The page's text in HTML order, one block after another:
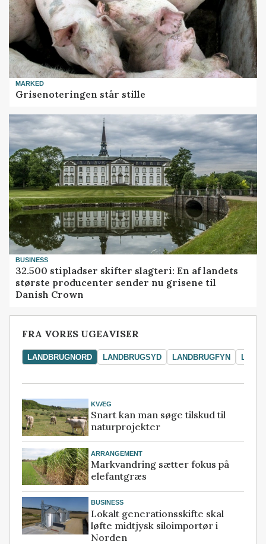
MARKED
Grisenoteringen står stille
BUSINESS
32.500 stipladser skifter slagteri: En af landets
største producenter sender nu grisene til
Danish Crown
FRA VORES UGEAVISER
LANDBRUGNORD LANDBRUGSYD LANDBRUGFYN
KVÆG
Snart kan man søge tilskud til
naturprojekter
ARRANGEMENT
Markvandring sætter fokus på
elefantgræs
BUSINESS
Lokalt generationsskifte skal
løfte midtjysk siloimportør i
Norden